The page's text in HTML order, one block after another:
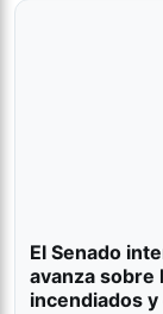
El Senado
avanza
incendiados